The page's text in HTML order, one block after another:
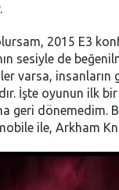
2015 E3
sesiyle de
varsa, insanların
İşte oyunun
geri dönemedim.
ile, Arkham